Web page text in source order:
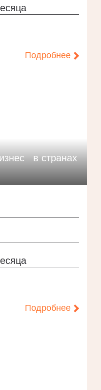
Подробнее
в странах
Подробнее